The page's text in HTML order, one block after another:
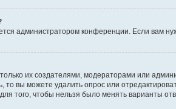
администратором конференции. Если вам
их создателями, модераторами или
то вы можете удалить опрос или
того, чтобы нельзя было менять варианты